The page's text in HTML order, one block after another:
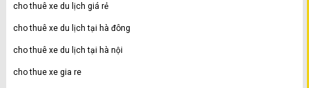
cho thuê xe du lịch giá rẻ
cho thuê xe du lịch tại hà đông
cho thuê xe du lịch tại hà nội
cho thue xe gia re